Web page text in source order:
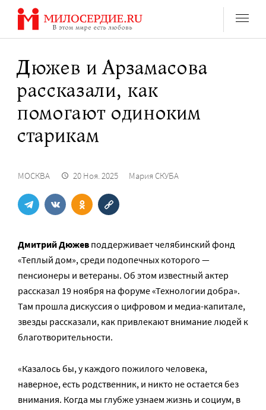
Перейти
содержанию
Дюжев и Арзамасова
рассказали, как
помогают одиноким
старикам
МОСКВА 20 Ноя. 2025 Мария СКУБА
Дмитрий Дюжев поддерживает челябинский фонд
«Теплый дом», среди подопечных которого —
пенсионеры и ветераны. Об этом известный актер
рассказал 19 ноября на форуме «Технологии добра».
Там прошла дискуссия о цифровом и медиа-капитале,
звезды рассказали, как привлекают внимание людей к
благотворительности.
«Казалось бы, у каждого пожилого человека,
наверное, есть родственник, и никто не остается без
внимания. Когда мы глубже узнаем жизнь и социум, в